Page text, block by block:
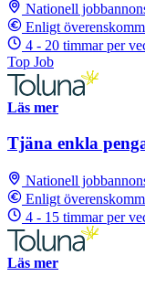
Nationell
Enligt
4 - 20 timmar per
Top Job
Läs mer
Tjäna enkla
Nationell
Enligt
4 - 15 timmar per
Läs mer